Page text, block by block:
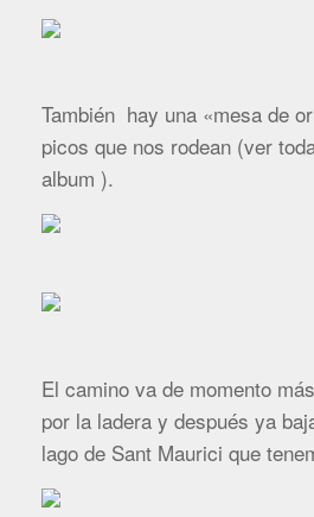
También hay una «mesa de
picos que nos rodean (ver
album ).
El camino va de momento
por la ladera y después ya
lago de Sant Maurici que